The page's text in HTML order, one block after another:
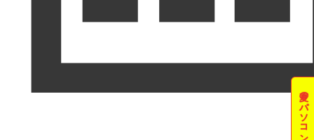
夏のパソコン祭